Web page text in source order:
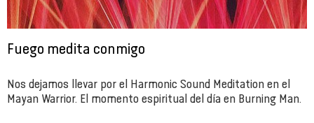
Fuego medita conmigo
Nos dejamos llevar por el Harmonic Sound Meditation en el
Mayan Warrior. El momento espiritual del día en Burning Man.